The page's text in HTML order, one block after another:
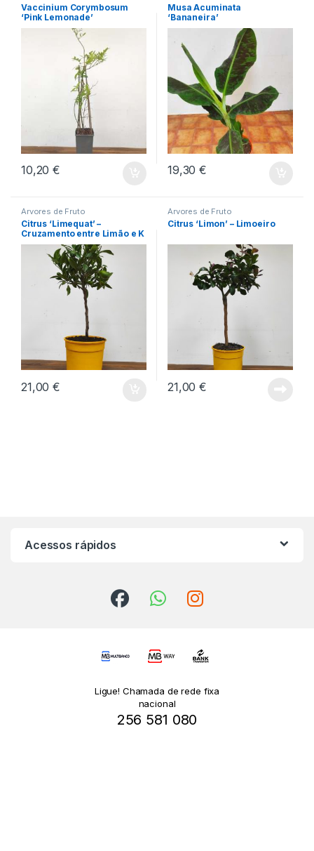
Vaccinium Corymbosum
‘Pink Lemonade’
10,20€
Musa Acuminata
‘Bananeira’
19,30€
Árvores de Fruto
Citrus ‘Limequat’ –
Cruzamento entre Limão e K
umquat
21,00€
Árvores de Fruto
Citrus ‘Limon’ – Limoeiro
21,00€
Acessos rápidos
Ligue! Chamada de rede fixa
nacional
256 581 080